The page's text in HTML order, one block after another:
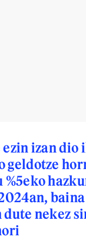
izan dio
geldotze
dute nekez